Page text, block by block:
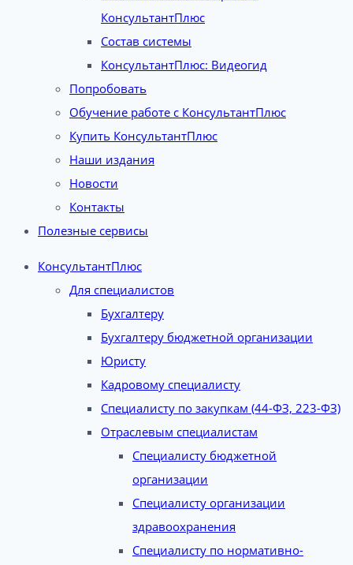
КонсультантПлюс
Состав системы
КонсультантПлюс: Видеогид
Попробовать
Обучение работе с КонсультантПлюс
Купить КонсультантПлюс
Наши издания
Новости
Контакты
Полезные сервисы
КонсультантПлюс
Для специалистов
Бухгалтеру
Бухгалтеру бюджетной организации
Юристу
Кадровому специалисту
Специалисту по закупкам (44-ФЗ, 223-ФЗ)
Отраслевым специалистам
Специалисту бюджетной
организации
Специалисту организации
здравоохранения
Специалисту по нормативно-